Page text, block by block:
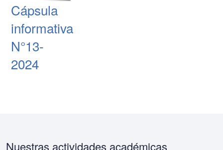
Cápsula
informativa
N°13-
2024
Nuestras actividades académicas